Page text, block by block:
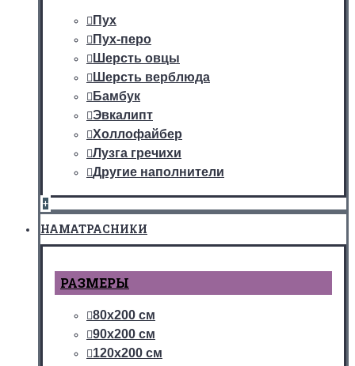
Пух
Пух-перо
Шерсть овцы
Шерсть верблюда
Бамбук
Эвкалипт
Холлофайбер
Лузга гречихи
Другие наполнители
+
НАМАТРАСНИКИ
РАЗМЕРЫ
80х200 см
90х200 см
120х200 см